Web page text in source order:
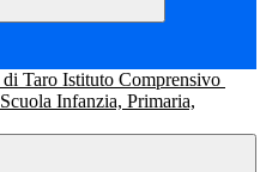
Istituto Comprensivo
Scuola Infanzia, Primaria,